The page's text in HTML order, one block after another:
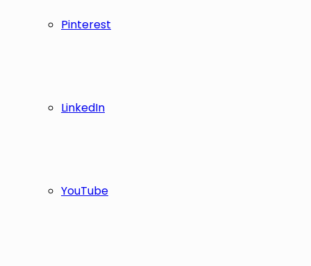
Pinterest
LinkedIn
YouTube